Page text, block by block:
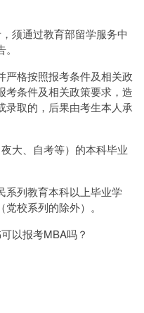
须通过教育部留学服务中
严格按照报考条件及相关政
考条件及相关政策要求，造
录取的，后果由考生本人承
大、自考等）的本科毕业
系列教育本科以上毕业学
校系列的除外）。
以报考MBA吗？